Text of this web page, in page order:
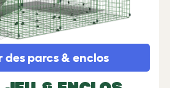
des parcs & enclos